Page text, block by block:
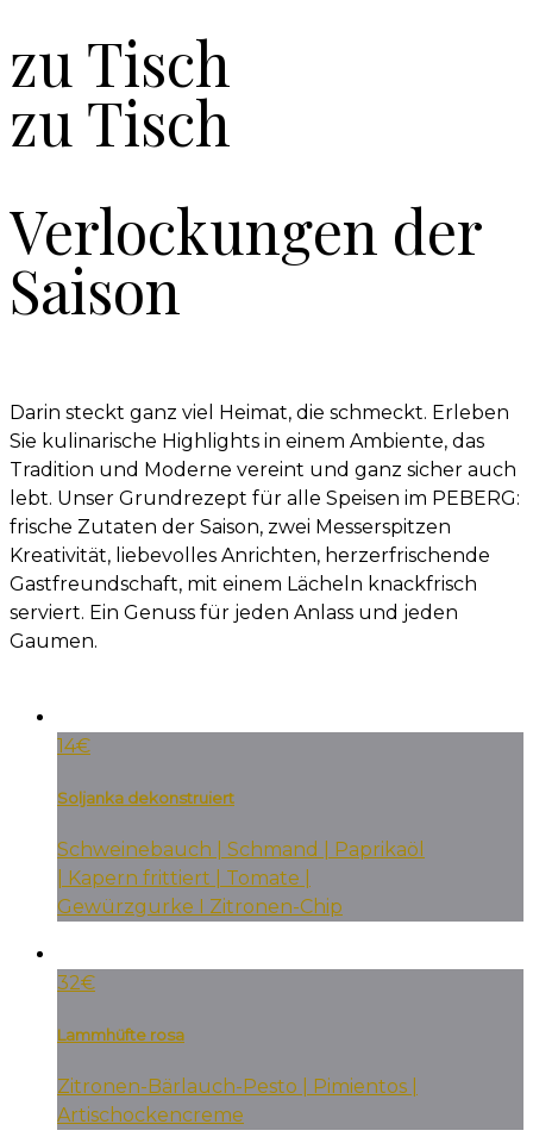
zu Tisch
zu Tisch
Verlockungen der
Saison
Darin steckt ganz viel Heimat, die schmeckt. Erleben
Sie kulinarische Highlights in einem Ambiente, das
Tradition und Moderne vereint und ganz sicher auch
lebt. Unser Grundrezept für alle Speisen im PEBERG:
frische Zutaten der Saison, zwei Messerspitzen
Kreativität, liebevolles Anrichten, herzerfrischende
Gastfreundschaft, mit einem Lächeln knackfrisch
serviert. Ein Genuss für jeden Anlass und jeden
Gaumen.
14€
Soljanka dekonstruiert
Schweinebauch | Schmand | Paprikaöl
| Kapern frittiert | Tomate |
Gewürzgurke I Zitronen-Chip
32€
Lammhüfte rosa
Zitronen-Bärlauch-Pesto | Pimientos |
Artischockencreme